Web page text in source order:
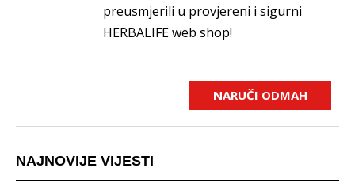
preusmjerili u provjereni i sigurni
HERBALIFE web shop!
NARUČI ODMAH
NAJNOVIJE VIJESTI